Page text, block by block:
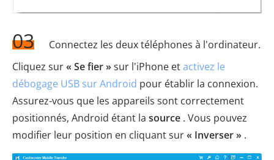
03
Connectez les deux téléphones à l'ordinateur.
Cliquez sur« Se fier »sur l'iPhone etactivez le
débogage USB sur Android pour établir la connexion.
Assurez-vous que les appareils sont correctement
positionnés, Android étant la source . Vous pouvez
modifier leur position en cliquant sur« Inverser » .